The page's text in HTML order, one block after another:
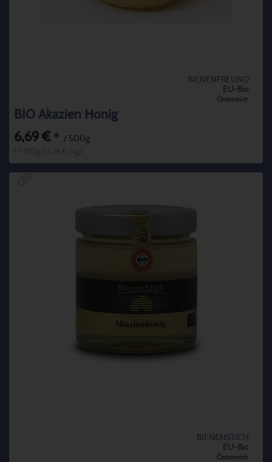
BIENENFREUND
EU-Bio
Österreich
BIO Akazien Honig
6,69 € * / 500g
BIENENSTICH
EU-Bio
Österreich